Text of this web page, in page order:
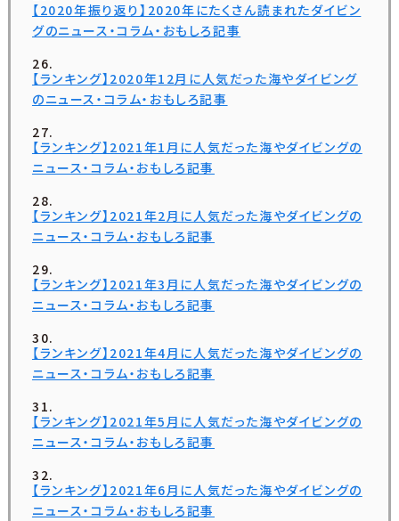
【2020年振り返り】2020年にたくさん読まれたダイビン
グのニュース・コラム・おもしろ記事
【ランキング】2020年12月に人気だった海やダイビング
のニュース・コラム・おもしろ記事
【ランキング】2021年1月に人気だった海やダイビングの
ニュース・コラム・おもしろ記事
【ランキング】2021年2月に人気だった海やダイビングの
ニュース・コラム・おもしろ記事
【ランキング】2021年3月に人気だった海やダイビングの
ニュース・コラム・おもしろ記事
【ランキング】2021年4月に人気だった海やダイビングの
ニュース・コラム・おもしろ記事
【ランキング】2021年5月に人気だった海やダイビングの
ニュース・コラム・おもしろ記事
【ランキング】2021年6月に人気だった海やダイビングの
ニュース・コラム・おもしろ記事